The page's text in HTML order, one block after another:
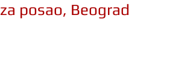
za posao, Beograd